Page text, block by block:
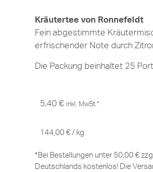
Kräutertee von Ronnefeldt
Fein abgestimmte
erfrischender Note durch
Die Packung beinhaltet 25
5,40 € inkl. MwSt.*
144,00 € / kg
*Bei Bestellungen unter 50,00 €
Deutschlands kostenlos! Die